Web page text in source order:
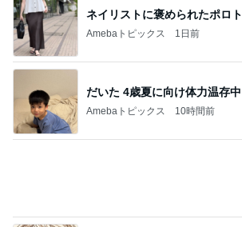
だいた 4歳夏に向け体力温存中
Amebaトピックス 10時間前